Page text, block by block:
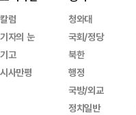
칼럼
기자의 눈
기고
시사만평
청와대
국회/정당
북한
행정
국방/외교
정치일반